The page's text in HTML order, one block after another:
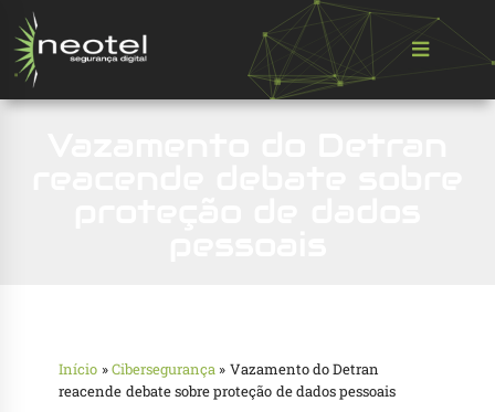
Início »Cibersegurança » Vazamento do Detran
reacende debate sobre proteção de dados pessoais